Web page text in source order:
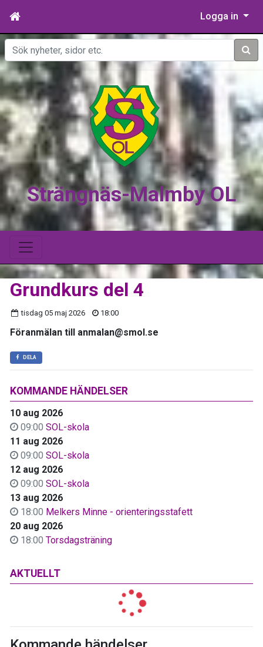
Logga in
Sök
Strängnäs-Malmby OL
KOMMANDE HÄNDELSER
10 aug 2026
09:00 SOL-skola
11 aug 2026
09:00 SOL-skola
12 aug 2026
09:00 SOL-skola
13 aug 2026
18:00 Melkers Minne - orienteringsstafett
20 aug 2026
18:00 Torsdagsträning
AKTUELLT
Grundkurs del 4
tisdag 05 maj 2026 18:00
Föranmälan till anmalan@smol.se
DELA